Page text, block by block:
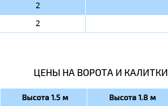
2
2
ЦЕНЫ НА ВОРОТА И КАЛИТКИ
Высота 1.5 м Высота 1.8 м